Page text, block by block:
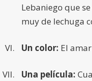
Lebaniego que
muy de lechuga
Un color: El
Una película: